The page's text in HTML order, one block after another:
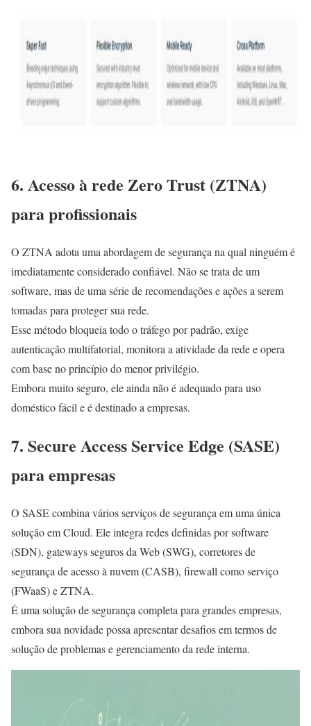
6. Acesso à rede Zero Trust (ZTNA)
para profissionais
O ZTNA adota uma abordagem de segurança na qual ninguém é
imediatamente considerado confiável. Não se trata de um
software, mas de uma série de recomendações e ações a serem
tomadas para proteger sua rede.
Esse método bloqueia todo o tráfego por padrão, exige
autenticação multifatorial, monitora a atividade da rede e opera
com base no princípio do menor privilégio.
Embora muito seguro, ele ainda não é adequado para uso
doméstico fácil e é destinado a empresas.
7. Secure Access Service Edge (SASE)
para empresas
O SASE combina vários serviços de segurança em uma única
solução em Cloud. Ele integra redes definidas por software
(SDN), gateways seguros da Web (SWG), corretores de
segurança de acesso à nuvem (CASB), firewall como serviço
(FWaaS) e ZTNA.
É uma solução de segurança completa para grandes empresas,
embora sua novidade possa apresentar desafios em termos de
solução de problemas e gerenciamento da rede interna.